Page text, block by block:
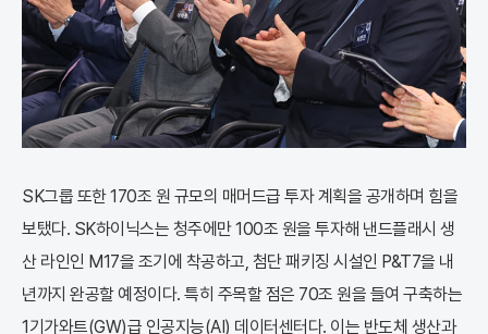
SK그룹 또한 170조 원 규모의 매머드급 투자 계획을 공개하며 힘을
보탰다. SK하이닉스는 청주에만 100조 원을 투자해 낸드플래시 생
산 라인인 M17을 조기에 착공하고, 첨단 패키징 시설인 P&T7을 내
년까지 완공할 예정이다. 특히 주목할 점은 70조 원을 들여 구축하는
1기가와트(GW)급 인공지능(AI) 데이터센터다. 이는 반도체 생산과